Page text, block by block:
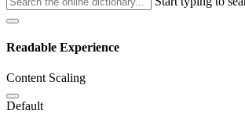
Readable Experience
Content Scaling
Default